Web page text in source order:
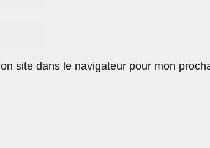
site dans le navigateur pour mon